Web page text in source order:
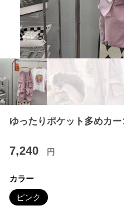
ゆったりポケット多めカー
7,240 円
カラー
ピンク